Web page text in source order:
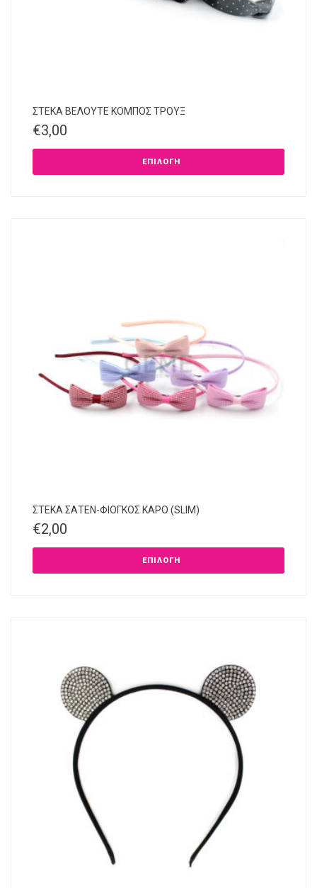
ΣΤΕΚΑ ΒΕΛΟΥΤΕ ΚΟΜΠΟΣ ΤΡΟΥΞ
€3,00
ΕΠΙΛΟΓΉ
ΣΤΕΚΑ ΣΑΤΕΝ-ΦΙΟΓΚΟΣ ΚΑΡΟ (SLIM)
€2,00
ΕΠΙΛΟΓΉ